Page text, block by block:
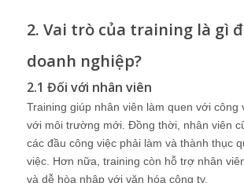
2. Vai trò của training là gì
doanh nghiệp?
2.1 Đối với nhân viên
Training giúp nhân viên làm quen với công
với môi trường mới. Đồng thời, nhân viên
các đầu công việc phải làm và thành thục
việc. Hơn nữa, training còn hỗ trợ nhân
và dễ hòa nhập với văn hóa công ty.